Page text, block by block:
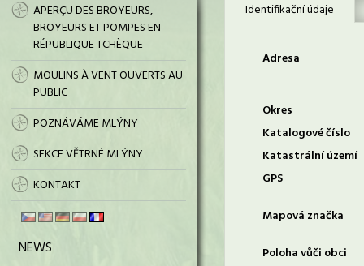
APERÇU DES BROYEURS,
BROYEURS ET POMPES EN
RÉPUBLIQUE TCHÈQUE
MOULINS À VENT OUVERTS AU
PUBLIC
POZNÁVÁME MLÝNY
SEKCE VĚTRNÉ MLÝNY
KONTAKT
NEWS
Identifikační údaje
Adresa
Okres
Katalogové číslo
Katastrální území
GPS
Mapová značka
Poloha vůči obci